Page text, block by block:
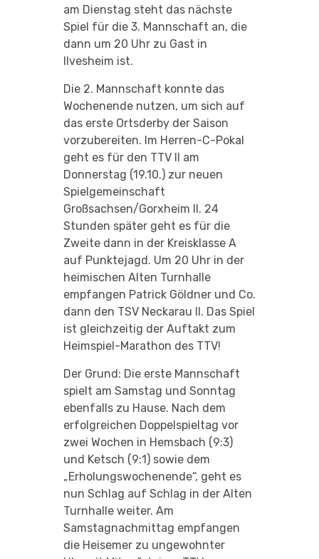
am Dienstag steht das nächste
Spiel für die 3. Mannschaft an, die
dann um 20 Uhr zu Gast in
Ilvesheim ist.
Die 2. Mannschaft konnte das
Wochenende nutzen, um sich auf
das erste Ortsderby der Saison
vorzubereiten. Im Herren-C-Pokal
geht es für den TTV II am
Donnerstag (19.10.) zur neuen
Spielgemeinschaft
Großsachsen/Gorxheim II. 24
Stunden später geht es für die
Zweite dann in der Kreisklasse A
auf Punktejagd. Um 20 Uhr in der
heimischen Alten Turnhalle
empfangen Patrick Göldner und Co.
dann den TSV Neckarau II. Das Spiel
ist gleichzeitig der Auftakt zum
Heimspiel-Marathon des TTV!
Der Grund: Die erste Mannschaft
spielt am Samstag und Sonntag
ebenfalls zu Hause. Nach dem
erfolgreichen Doppelspieltag vor
zwei Wochen in Hemsbach (9:3)
und Ketsch (9:1) sowie dem
„Erholungswochenende“, geht es
nun Schlag auf Schlag in der Alten
Turnhalle weiter. Am
Samstagnachmittag empfangen
die Heisemer zu ungewohnter